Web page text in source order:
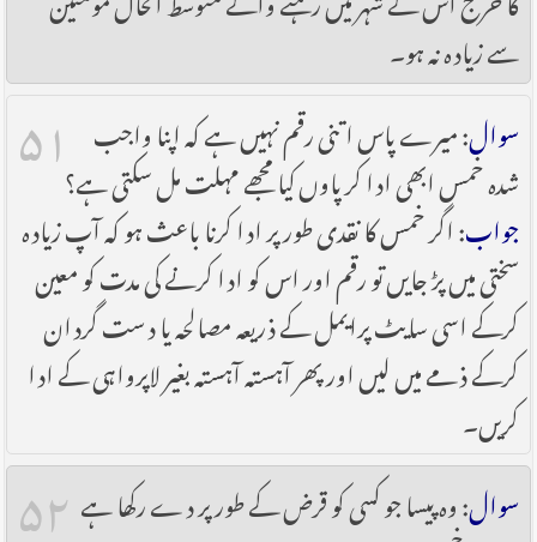
سے زیادہ نہ ہو۔
۵۱ سوال: میرے پاس اتنی رقم نہیں ہے کہ اپنا واجب
شدہ خمس ابھی ادا کر پاوں کیا مجھے مہلت مل سکتی ہے؟
جواب: اگر خمس کا نقدی طور پر ادا کرنا باعث ہو کہ آپ زیادہ
سختی میں پڑ جایں تو رقم اور اس کو ادا کرنے کی مدت کو معین
کرکے اسی سایٹ پرایمل کے ذریعہ مصالحہ یا دست گردان
کرکے ذمے میں لیں اور پھر آہستہ آہستہ بغیر لاپرواہی کے ادا
کریں۔
۵۲ سوال: وہ پیسا جو کسی کو قرض کے طور پر دے رکھا ہے